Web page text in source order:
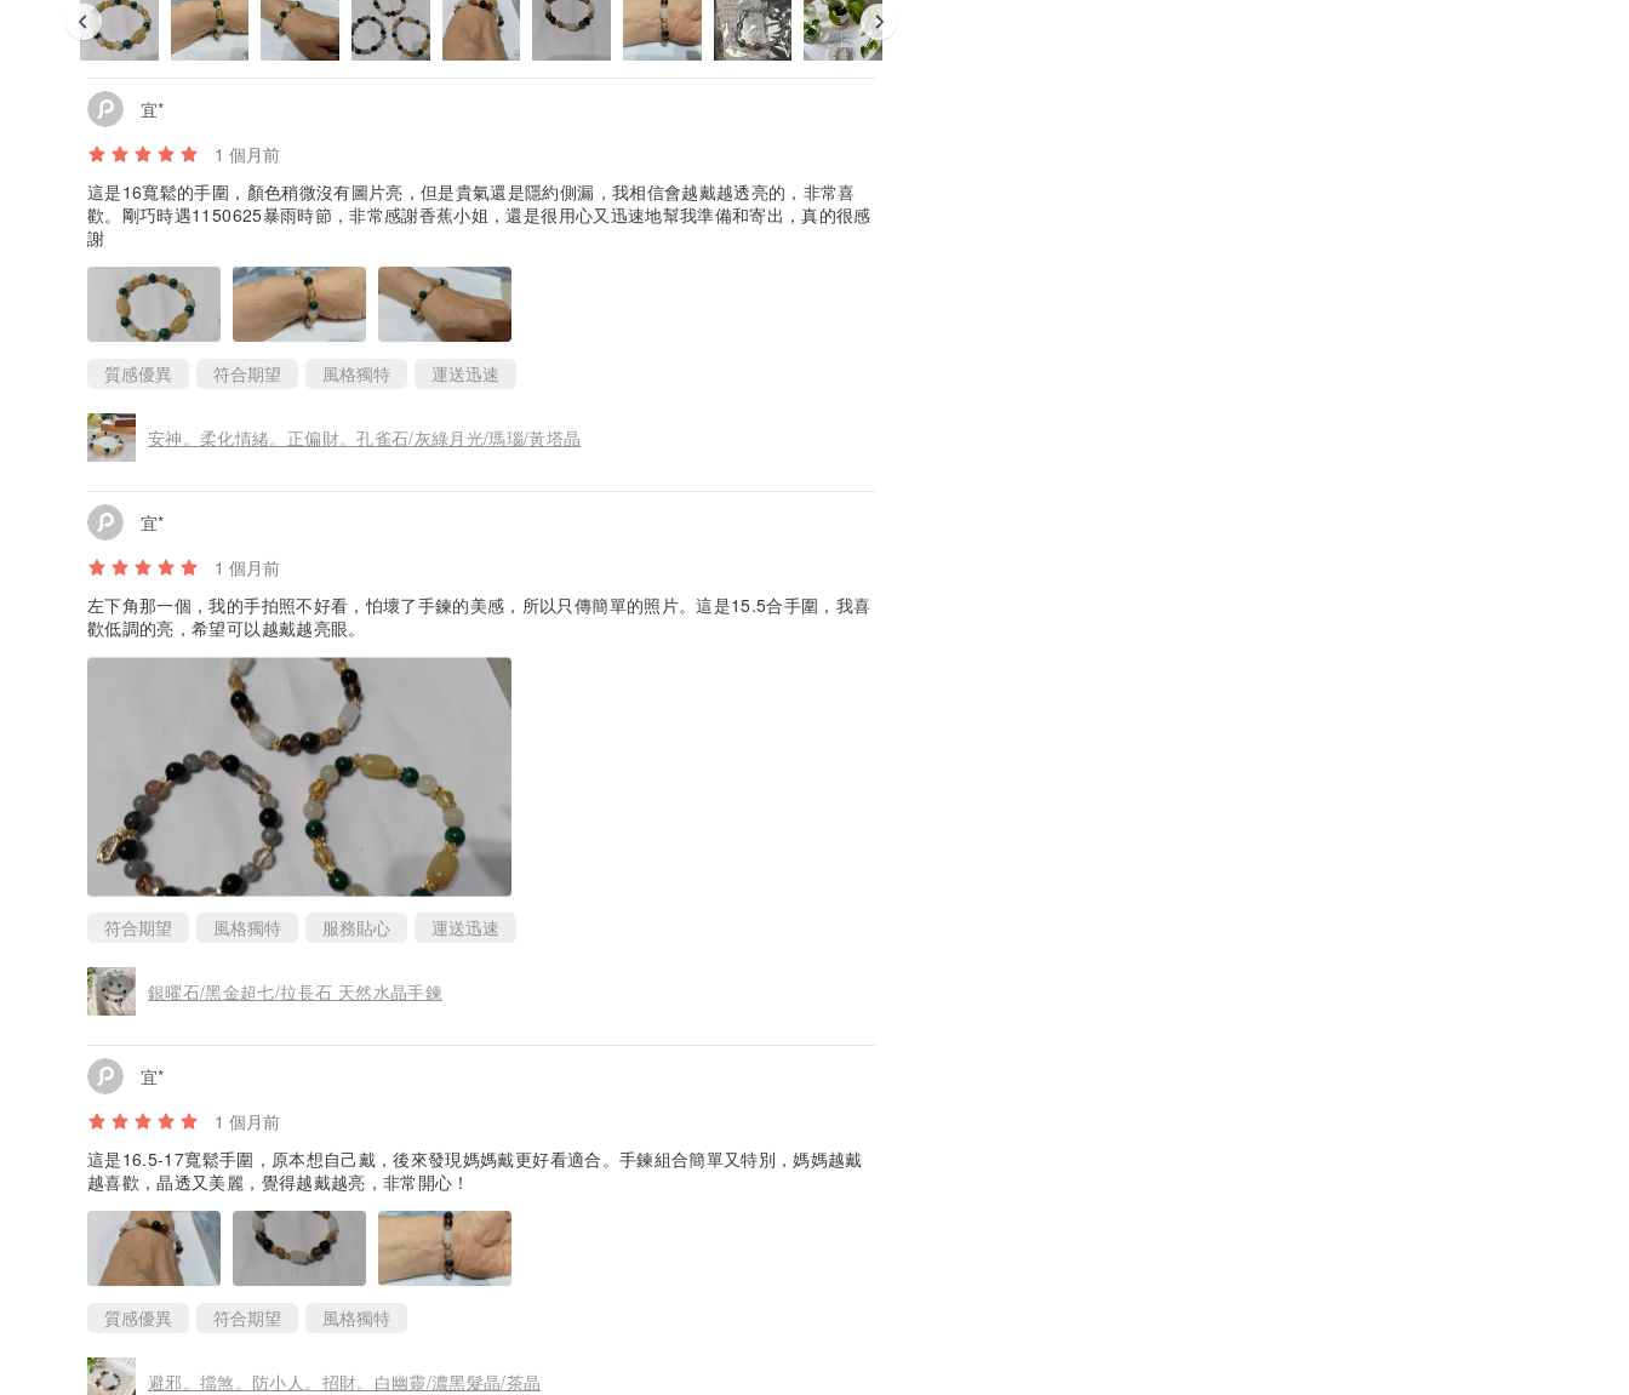
宜*
1 個月前
這是16寬鬆的手圍，顏色稍微沒有圖片亮，但是貴氣還是隱約側漏，我相信會越戴越透亮的，非常喜
歡。剛巧時遇1150625暴雨時節，非常感謝香蕉小姐，還是很用心又迅速地幫我準備和寄出，真的很感
謝
質感優異 符合期望 風格獨特 運送迅速
安神。柔化情緒。正偏財。孔雀石/灰綠月光/瑪瑙/黃塔晶
宜*
1 個月前
左下角那一個，我的手拍照不好看，怕壞了手鍊的美感，所以只傳簡單的照片。這是15.5合手圍，我喜
歡低調的亮，希望可以越戴越亮眼。
符合期望 風格獨特 服務貼心 運送迅速
銀曜石/黑金超七/拉長石 天然水晶手鍊
宜*
1 個月前
這是16.5-17寬鬆手圍，原本想自己戴，後來發現媽媽戴更好看適合。手鍊組合簡單又特別，媽媽越戴
越喜歡，晶透又美麗，覺得越戴越亮，非常開心！
質感優異 符合期望 風格獨特
避邪。擋煞。防小人。招財。白幽靈/濃黑髮晶/茶晶